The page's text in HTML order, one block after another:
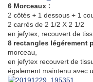
6 Morceaux :
2 côtés + 1 dessous + 1
2 carrés de 2 1/2 X 2 1/2
en jefytex, recouvert de
8 rectangles légérement
morceau,
en jefytex recouvert de
également maintenu avec